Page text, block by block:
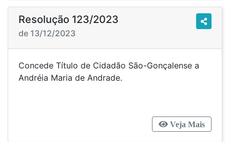
Resolução 123/2023
de 13/12/2023
Concede Título de Cidadão São-Gonçalense a
Andréia Maria de Andrade.
Veja Mais